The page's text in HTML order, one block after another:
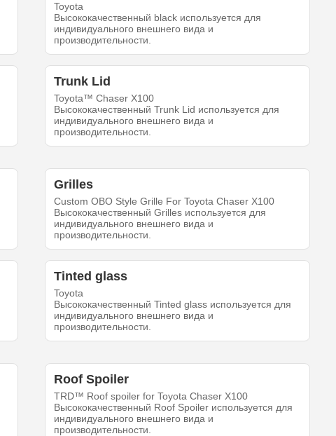
Toyota
Высококачественный black используется для
индивидуального внешнего вида и
производительности.
Trunk Lid
Toyota™ Chaser X100
Высококачественный Trunk Lid используется для
индивидуального внешнего вида и
производительности.
Grilles
Custom OBO Style Grille For Toyota Chaser X100
Высококачественный Grilles используется для
индивидуального внешнего вида и
производительности.
Tinted glass
Toyota
Высококачественный Tinted glass используется для
индивидуального внешнего вида и
производительности.
Roof Spoiler
TRD™ Roof spoiler for Toyota Chaser X100
Высококачественный Roof Spoiler используется для
индивидуального внешнего вида и
производительности.